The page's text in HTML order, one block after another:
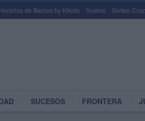
Horarios de Barcos by Kikoto Vuelos Sorteo
SUCESOS FRONTERA